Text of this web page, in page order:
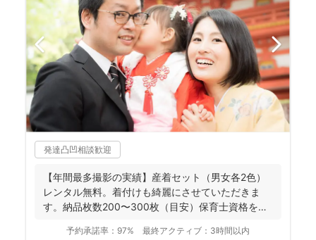
発達凸凹相談歓迎
【年間最多撮影の実績】産着セット（男女各2色）
レンタル無料。着付けも綺麗にさせていただきま
す。納品枚数200〜300枚（目安）保育士資格を持
予約承諾率： 97% 最終アクティブ： 3時間以内